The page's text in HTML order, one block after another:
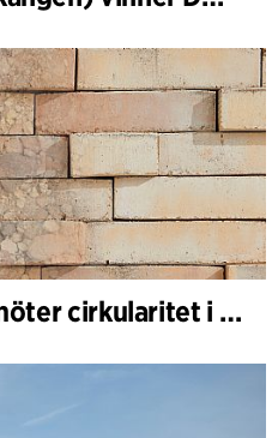
MIX: När tradition möter cirkularitet i arkitekturen